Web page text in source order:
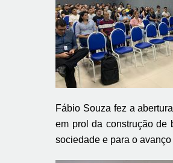
Fábio Souza fez a
em prol da construção de
sociedade e para o